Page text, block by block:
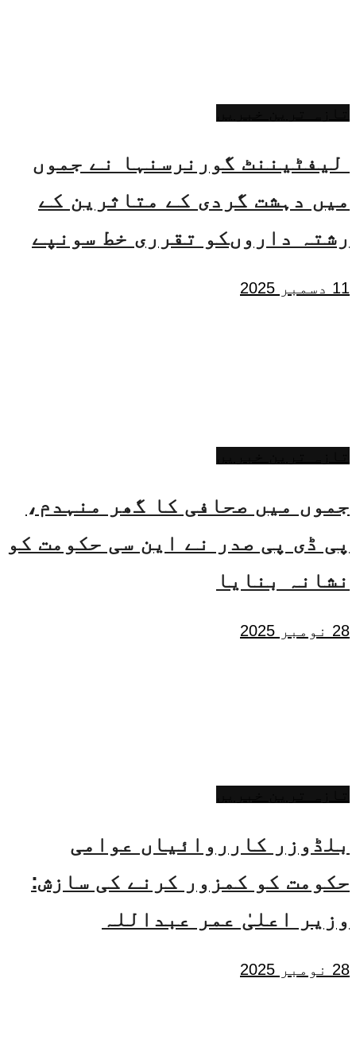
لیفٹیننٹ گورنرسنہا نے جموں
میں دہشت گردی کے متاثرین کے
رشتہ داروںکو تقرری خط سونپے
11 دسمبر 2025
جموں میں صحافی کا گھر منہدم،
پی ڈی پی صدر نے این سی حکومت کو
نشانہ بنایا
28 نومبر 2025
بلڈوزر کارروائیاں عوامی
حکومت کو کمزور کرنے کی سازش:
وزیر اعلیٰ عمر عبداللہ
28 نومبر 2025